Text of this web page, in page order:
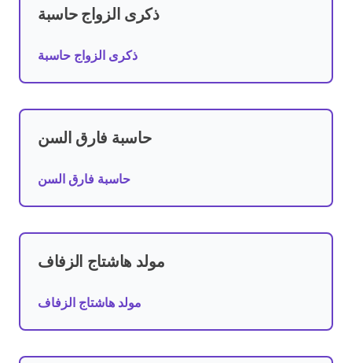
ذكرى الزواج حاسبة
ذكرى الزواج حاسبة
حاسبة فارق السن
حاسبة فارق السن
مولد هاشتاج الزفاف
مولد هاشتاج الزفاف